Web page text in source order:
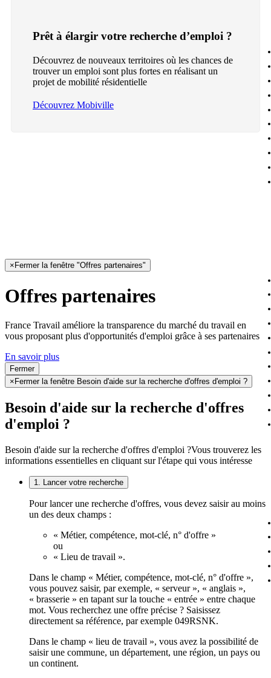
Prêt à élargir votre recherche d’emploi ?
Découvrez de nouveaux territoires où les chances de
trouver un emploi sont plus fortes en réalisant un
projet de mobilité résidentielle
Découvrez Mobiville
× Fermer la fenêtre "Offres partenaires"
Offres partenaires
France Travail améliore la transparence du marché du travail en
vous proposant plus d'opportunités d'emploi grâce à ses partenaires
En savoir plus
Fermer
× Fermer la fenêtre Besoin d'aide sur la recherche d'offres d'emploi ?
Besoin d'aide sur la recherche d'offres
d'emploi ?
Besoin d'aide sur la recherche d'offres d'emploi ?Vous trouverez les
informations essentielles en cliquant sur l'étape qui vous intéresse
1. Lancer votre recherche
Pour lancer une recherche d'offres, vous devez saisir au moins
un des deux champs :
« Métier, compétence, mot-clé, n° d'offre »
ou
« Lieu de travail ».
Dans le champ « Métier, compétence, mot-clé, n° d'offre »,
vous pouvez saisir, par exemple, « serveur », « anglais »,
« brasserie » en tapant sur la touche « entrée » entre chaque
mot. Vous recherchez une offre précise ? Saisissez
directement sa référence, par exemple 049RSNK.
Dans le champ « lieu de travail », vous avez la possibilité de
saisir une commune, un département, une région, un pays ou
un continent.